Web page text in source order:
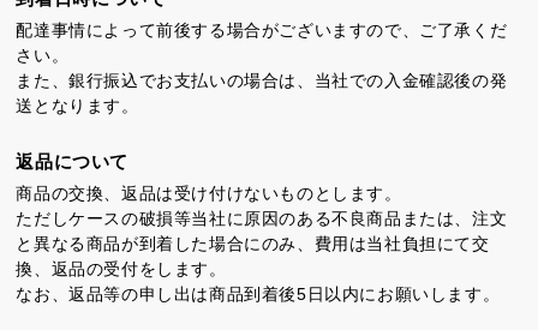
静岡銘菓
茶ってら お茶みかん 風紋花
配達事情によって前後する場合がございますので、ご了承くだ
さい。
また、銀行振込でお支払いの場合は、当社での入金確認後の発
送となります。
返品について
商品の交換、返品は受け付けないものとします。
ただしケースの破損等当社に原因のある不良商品または、注文
と異なる商品が到着した場合にのみ、費用は当社負担にて交
換、返品の受付をします。
なお、返品等の申し出は商品到着後5日以内にお願いします。